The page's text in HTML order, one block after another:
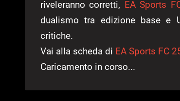
riveleranno corretti, EA Sports
dualismo tra edizione base e
critiche.
Vai alla scheda di EA Sports FC
Caricamento in corso...